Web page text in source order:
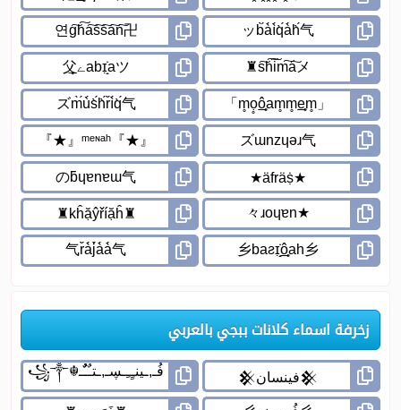
زخرفة اسماء كلانات ببجي بالعربي